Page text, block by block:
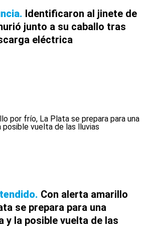
Identificaron al jinete de
junto a su caballo tras
eléctrica
Con alerta amarillo
se prepara para una
y la posible vuelta de las